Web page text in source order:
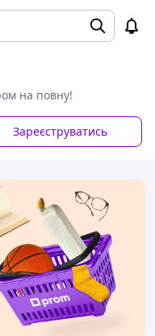
на повну!
Зареєструватись